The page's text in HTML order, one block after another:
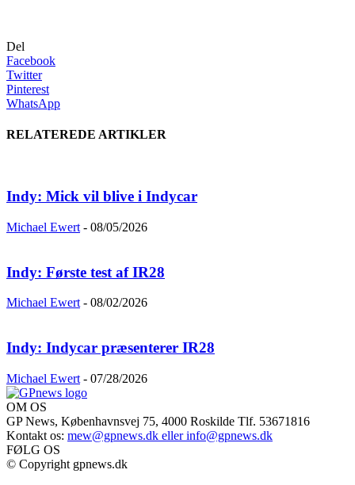
Del
Facebook
Twitter
Pinterest
WhatsApp
RELATEREDE ARTIKLER
Indy: Mick vil blive i Indycar
Michael Ewert - 08/05/2026
Indy: Første test af IR28
Michael Ewert - 08/02/2026
Indy: Indycar præsenterer IR28
Michael Ewert - 07/28/2026
OM OS
GP News, Københavnsvej 75, 4000 Roskilde Tlf. 53671816
Kontakt os: mew@gpnews.dk eller info@gpnews.dk
FØLG OS
© Copyright gpnews.dk